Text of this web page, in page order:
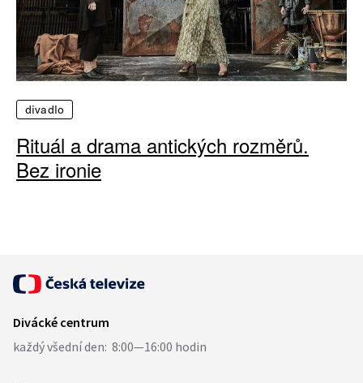
divadlo
Rituál a drama antických rozměrů.
Bez ironie